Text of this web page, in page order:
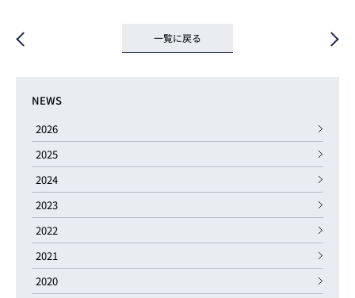
一覧に戻る
NEWS
2026
2025
2024
2023
2022
2021
2020